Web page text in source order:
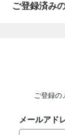
ご登録済み
ご登録の
メールアド